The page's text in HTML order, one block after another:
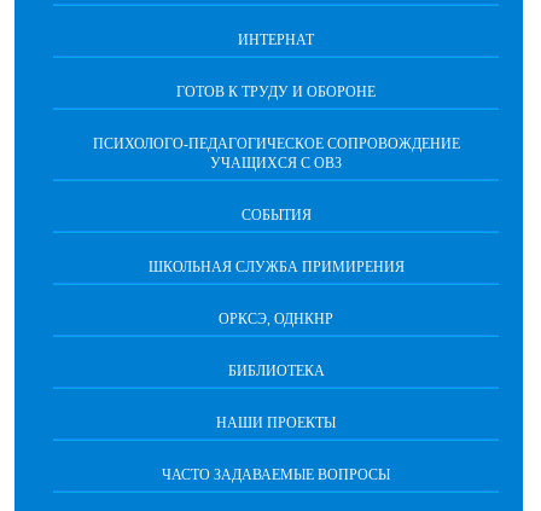
ИНТЕРНАТ
ГОТОВ К ТРУДУ И ОБОРОНЕ
ПСИХОЛОГО-ПЕДАГОГИЧЕСКОЕ СОПРОВОЖДЕНИЕ
УЧАЩИХСЯ С ОВЗ
СОБЫТИЯ
ШКОЛЬНАЯ СЛУЖБА ПРИМИРЕНИЯ
ОРКСЭ, ОДНКНР
БИБЛИОТЕКА
НАШИ ПРОЕКТЫ
ЧАСТО ЗАДАВАЕМЫЕ ВОПРОСЫ